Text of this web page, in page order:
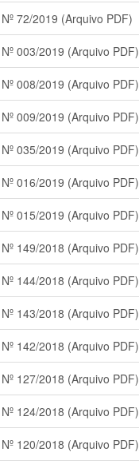
72/2019 (Arquivo PDF)
003/2019 (Arquivo PDF)
008/2019 (Arquivo PDF)
009/2019 (Arquivo PDF)
035/2019 (Arquivo PDF)
016/2019 (Arquivo PDF)
015/2019 (Arquivo PDF)
149/2018 (Arquivo PDF)
144/2018 (Arquivo PDF)
143/2018 (Arquivo PDF)
142/2018 (Arquivo PDF)
127/2018 (Arquivo PDF)
124/2018 (Arquivo PDF)
120/2018 (Arquivo PDF)